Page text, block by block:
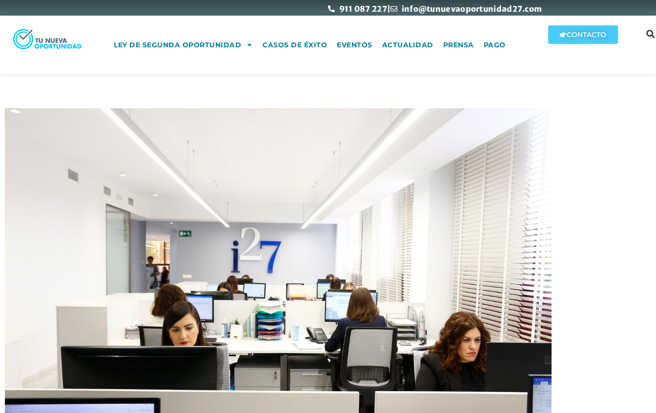
911 087 227| info@tunuevaoportunidad27.com
LEY DE SEGUNDA OPORTUNIDAD CASOS DE ÉXITO EVENTOS ACTUALIDAD PRENSA PAGO
CONTACTO